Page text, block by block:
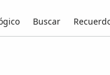
Buscar